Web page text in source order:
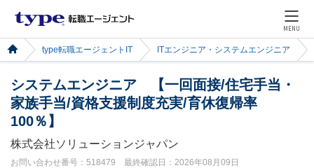
MENU
type転職エージェントIT ITエンジニア・システムエンジニア
システムエンジニア 【一回面接/住宅手当・
家族手当/資格支援制度充実/育休復帰率
100％】
株式会社ソリューションジャパン
お問い合わせ番号：518479 最終確認日：2026年08月09日